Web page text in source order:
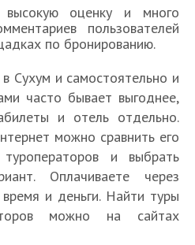
высокую оценку и много
пользователей
по бронированию.
Сухум и самостоятельно и
часто бывает выгоднее,
и отель отдельно.
можно сравнить его
и выбрать
Оплачиваете через
и деньги. Найти туры
можно на сайтах